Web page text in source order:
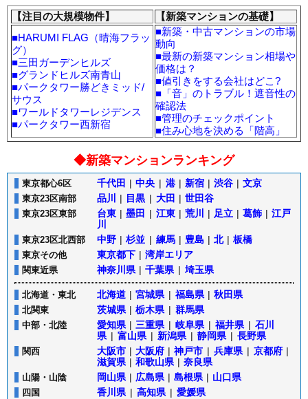
【注目の大規模物件】
【新築マンションの基礎】
■HARUMI FLAG（晴海フラッ
グ）
■三田ガーデンヒルズ
■グランドヒルズ南青山
■パークタワー勝どきミッド/
サウス
■ワールドタワーレジデンス
■パークタワー西新宿
■新築・中古マンションの市場
動向
■最新の新築マンション相場や
価格は？
■値引きをする会社はどこ?
■ 「音」のトラブル！遮音性の
確認法
■管理のチェックポイント
■住み心地を決める「階高」
◆新築マンションランキング
東京都心6区 千代田 | 中央 | 港 | 新宿 | 渋谷 | 文京
東京23区南部 品川 | 目黒 | 大田 | 世田谷
東京23区東部 台東 | 墨田 | 江東 | 荒川 | 足立 | 葛飾 | 江戸
川
東京23区北西部 中野 | 杉並 | 練馬 | 豊島 | 北 | 板橋
東京その他 東京都下 | 湾岸エリア
関東近県 神奈川県 | 千葉県 | 埼玉県
北海道・東北 北海道 | 宮城県 | 福島県 | 秋田県
北関東 茨城県 | 栃木県 | 群馬県
中部・北陸 愛知県 | 三重県 | 岐阜県 | 福井県 | 石川
県 | 富山県 | 新潟県 | 静岡県 | 長野県
関西 大阪市 | 大阪府 | 神戸市 | 兵庫県 | 京都府 |
滋賀県 | 和歌山県 | 奈良県
山陽・山陰 岡山県 | 広島県 | 島根県 | 山口県
四国 香川県 | 高知県 | 愛媛県